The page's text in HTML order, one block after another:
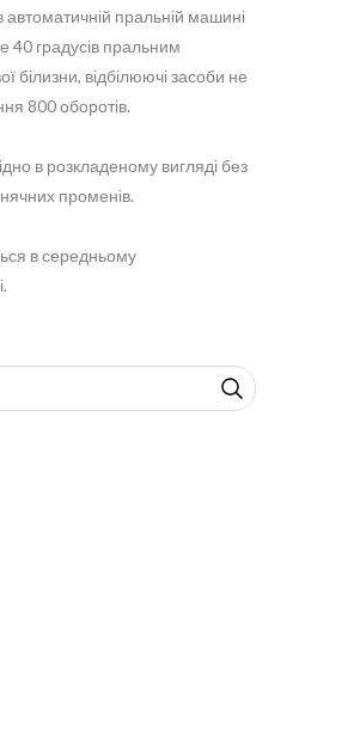
пральній машині
40 градусів пральним
білизни, відбілюючі засоби не
800 оборотів.
в розкладеному вигляді без
променів.
в середньому